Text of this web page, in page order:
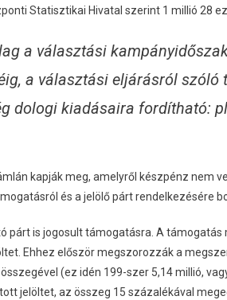
Statisztikai Hivatal szerint 1 millió 28
a választási
a választási eljárásról szóló
dologi kiadásaira fordítható:
kapják meg, amelyről készpénz nem
és a jelölő párt rendelkezésére
párt is jogosult támogatásra. A
Ehhez először megszorozzák a
(ez idén 199-szer 5,14 millió,
jelöltet, az összeg 15 százalékával